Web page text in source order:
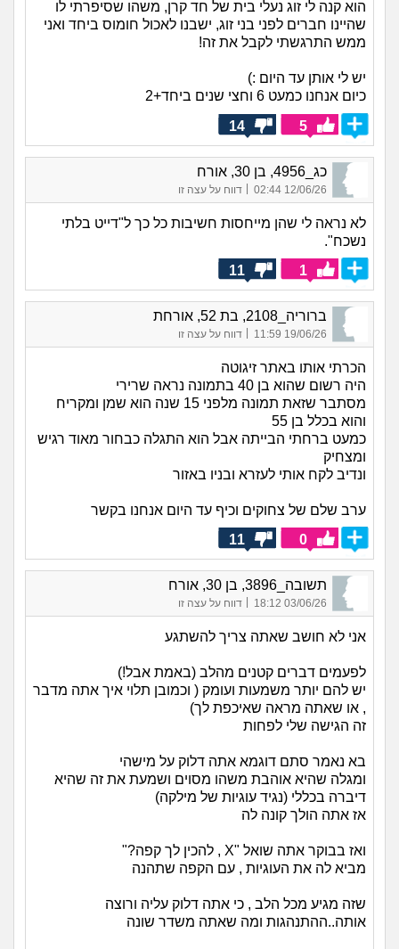
הוא קנה לי זוג נעלי בית של חד קרן, משהו שסיפרתי לו
שהיינו חברים לפני בני זוג, ישבנו לאכול חומוס ביחד ואני
ממש התרגשתי לקבל את זה!
יש לי אותן עד היום :)
כיום אנחנו כמעט 6 וחצי שנים ביחד+2
5
14
כג_4956, בן 30, אורח
12/06/26 02:44
| דווח על עצה זו
לא נראה לי שהן מייחסות חשיבות כל כך ל"דייט בלתי
נשכח".
1
11
ברוריה_2108, בת 52, אורחת
19/06/26 11:59
| דווח על עצה זו
הכרתי אותו באתר זיגוטה
היה רשום שהוא בן 40 בתמונה נראה שרירי
מסתבר שזאת תמונה מלפני 15 שנה הוא שמן ומקריח
והוא בכלל בן 55
כמעט ברחתי הבייתה אבל הוא התגלה כבחור מאוד רגיש
ומצחיק
ונדיב לקח אותי לעזרא ובניו באזור
ערב שלם של צחוקים וכיף עד היום אנחנו בקשר
0
11
תשובה_3896, בן 30, אורח
03/06/26 18:12 דווח על עצה זו
אני לא חושב שאתה צריך להשתגע
לפעמים דברים קטנים מהלב (באמת אבל!)
יש להם יותר משמעות ועומק ( וכמובן תלוי איך אתה מדבר
, או שאתה מראה שאיכפת לך)
זה הגישה שלי לפחות
בא נאמר סתם דוגמא אתה דלוק על מישהי
ומגלה שהיא אוהבת משהו מסוים ושמעת את זה שהיא
דיברה בכללי (נגיד עוגיות של מילקה)
אז אתה הולך קונה לה
ואז בבוקר אתה שואל "X , להכין לך קפה?"
מביא לה את העוגיות , עם הקפה שתהנה
שזה מגיע מכל הלב , כי אתה דלוק עליה ורוצה
אותה..ההתנהגות ומה שאתה משדר שונה